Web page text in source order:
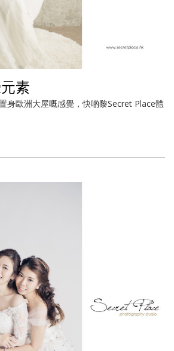
素
身歐洲大屋嘅感覺，快啲黎Secret Place體